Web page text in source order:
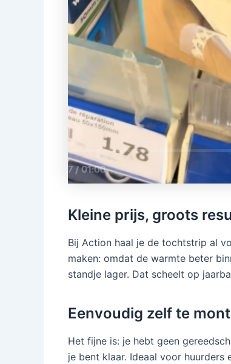
Kleine prijs, groots
Bij Action haal je de tochtstrip al
maken: omdat de warmte beter
standje lager. Dat scheelt op
Eenvoudig zelf te
Het fijne is: je hebt geen
je bent klaar. Ideaal voor